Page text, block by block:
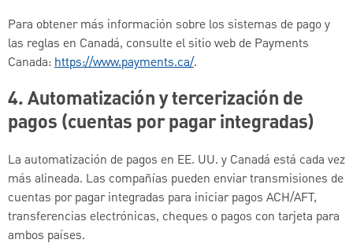
Para obtener más información sobre los sistemas de pago y
las reglas en Canadá, consulte el sitio web de Payments
Canada:https://www.payments.ca/.
4.Automatización y tercerización de
pagos (cuentas por pagar integradas)
La automatización de pagos en EE. UU. y Canadá está cada vez
más alineada. Las compañías pueden enviar transmisiones de
cuentas por pagar integradas para iniciar pagos ACH/AFT,
transferencias electrónicas, cheques o pagos con tarjeta para
ambos países.